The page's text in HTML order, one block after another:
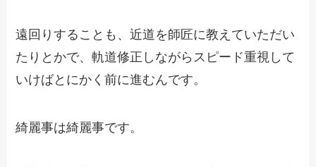
遠回りすることも、近道を師匠に教えていただい
たりとかで、軌道修正しながらスピード重視して
いけばとにかく前に進むんです。
綺麗事は綺麗事です。